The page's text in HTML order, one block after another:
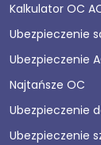
Kalkulator OC
Ubezpieczenie
Ubezpieczenie
Najtańsze OC
Ubezpieczenie
Ubezpieczenie